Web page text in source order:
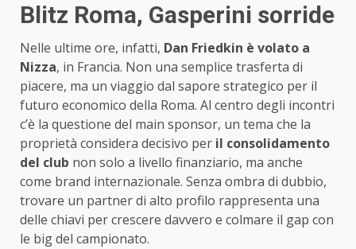
Blitz Roma, Gasperini sorride
Nelle ultime ore, infatti, Dan Friedkin è volato a
Nizza, in Francia. Non una semplice trasferta di
piacere, ma un viaggio dal sapore strategico per il
futuro economico della Roma. Al centro degli incontri
c’è la questione del main sponsor, un tema che la
proprietà considera decisivo per il consolidamento
del club non solo a livello finanziario, ma anche
come brand internazionale. Senza ombra di dubbio,
trovare un partner di alto profilo rappresenta una
delle chiavi per crescere davvero e colmare il gap con
le big del campionato.